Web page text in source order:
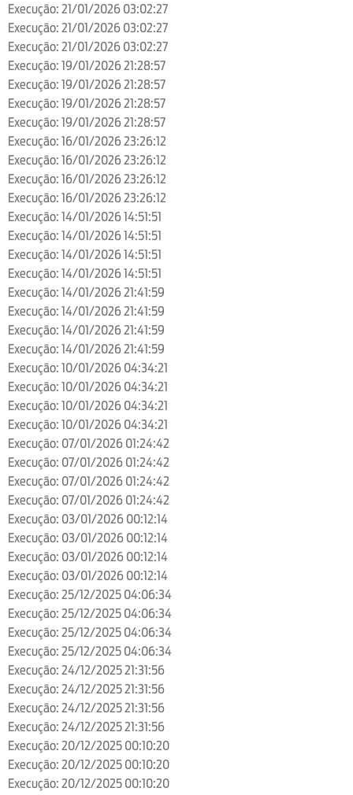
Execução: 21/01/2026 03:02:27
Execução: 21/01/2026 03:02:27
Execução: 21/01/2026 03:02:27
Execução: 19/01/2026 21:28:57
Execução: 19/01/2026 21:28:57
Execução: 19/01/2026 21:28:57
Execução: 19/01/2026 21:28:57
Execução: 16/01/2026 23:26:12
Execução: 16/01/2026 23:26:12
Execução: 16/01/2026 23:26:12
Execução: 16/01/2026 23:26:12
Execução: 14/01/2026 14:51:51
Execução: 14/01/2026 14:51:51
Execução: 14/01/2026 14:51:51
Execução: 14/01/2026 14:51:51
Execução: 14/01/2026 21:41:59
Execução: 14/01/2026 21:41:59
Execução: 14/01/2026 21:41:59
Execução: 14/01/2026 21:41:59
Execução: 10/01/2026 04:34:21
Execução: 10/01/2026 04:34:21
Execução: 10/01/2026 04:34:21
Execução: 10/01/2026 04:34:21
Execução: 07/01/2026 01:24:42
Execução: 07/01/2026 01:24:42
Execução: 07/01/2026 01:24:42
Execução: 07/01/2026 01:24:42
Execução: 03/01/2026 00:12:14
Execução: 03/01/2026 00:12:14
Execução: 03/01/2026 00:12:14
Execução: 03/01/2026 00:12:14
Execução: 25/12/2025 04:06:34
Execução: 25/12/2025 04:06:34
Execução: 25/12/2025 04:06:34
Execução: 25/12/2025 04:06:34
Execução: 24/12/2025 21:31:56
Execução: 24/12/2025 21:31:56
Execução: 24/12/2025 21:31:56
Execução: 24/12/2025 21:31:56
Execução: 20/12/2025 00:10:20
Execução: 20/12/2025 00:10:20
Execução: 20/12/2025 00:10:20